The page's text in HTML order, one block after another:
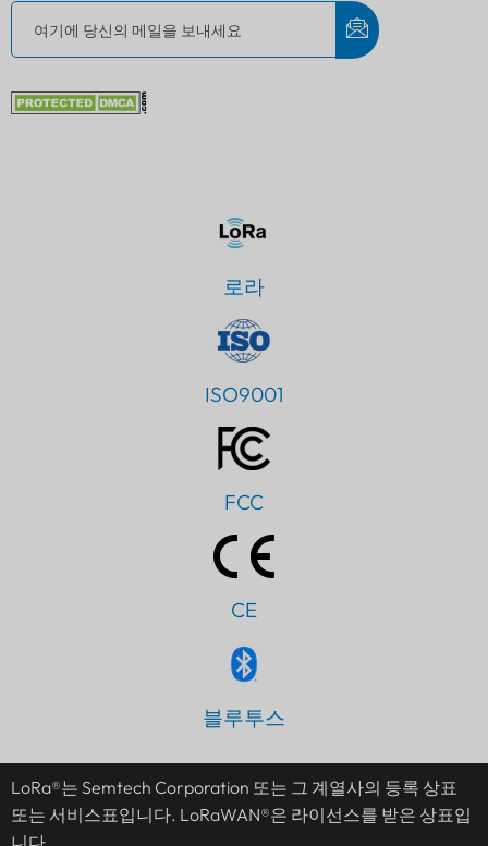
로라
ISO9001
FCC
CE
블루투스
LoRa®는 Semtech Corporation 또는 그 계열사의 등록 상표
또는 서비스표입니다. LoRaWAN®은 라이선스를 받은 상표입
니다.
ES